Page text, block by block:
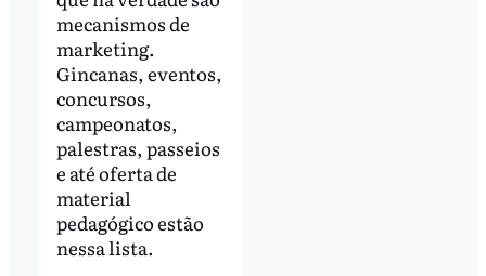
mecanismos de
marketing.
Gincanas, eventos,
concursos,
campeonatos,
palestras, passeios
e até oferta de
material
pedagógico estão
nessa lista.